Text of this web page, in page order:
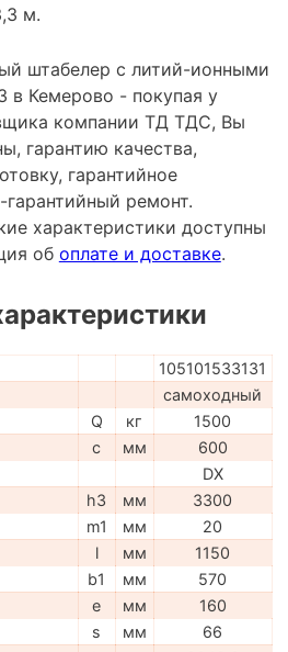
м.
штабелер с литий-ионными
в Кемерово - покупая у
компании ТД ТДС, Вы
гарантию качества,
гарантийное
ремонт.
характеристики доступны
об оплате и доставке.
105101533131
самоходный
Q кг
1500
c мм
600
DX
h3 мм
3300
m1 мм
20
l мм
1150
b1 мм
570
e мм
160
s мм
66